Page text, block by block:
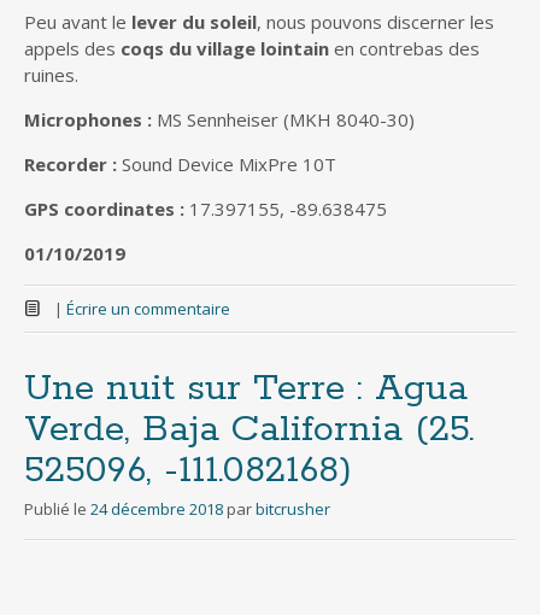
Peu avant le lever du soleil, nous pouvons discerner les
appels des coqs du village lointain en contrebas des
ruines.
Microphones : MS Sennheiser (MKH 8040-30)
Recorder : Sound Device MixPre 10T
GPS coordinates : 17.397155, -89.638475
01/10/2019
| Écrire un commentaire
Une nuit sur Terre : Agua
Verde, Baja California (25​.​
525096, -111​.​082168)
Publié le 24 décembre 2018 parbitcrusher